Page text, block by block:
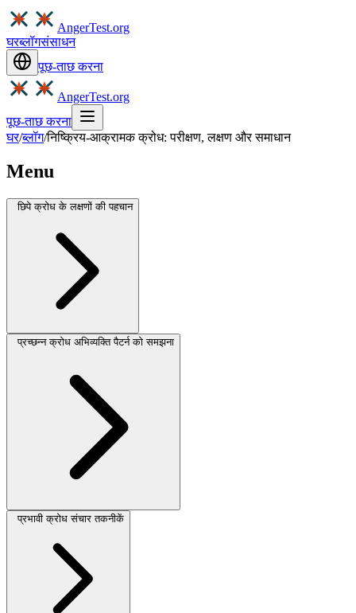
AngerTest.org
घरब्लॉगसंसाधन
पूछ-ताछ करना
AngerTest.org
पूछ-ताछ करना
घर/ब्लॉग/निष्क्रिय-आक्रामक क्रोध: परीक्षण, लक्षण और समाधान
Menu
छिपे क्रोध के लक्षणों की पहचान
प्रच्छन्न क्रोध अभिव्यक्ति पैटर्न को समझना
प्रभावी क्रोध संचार तकनीकें